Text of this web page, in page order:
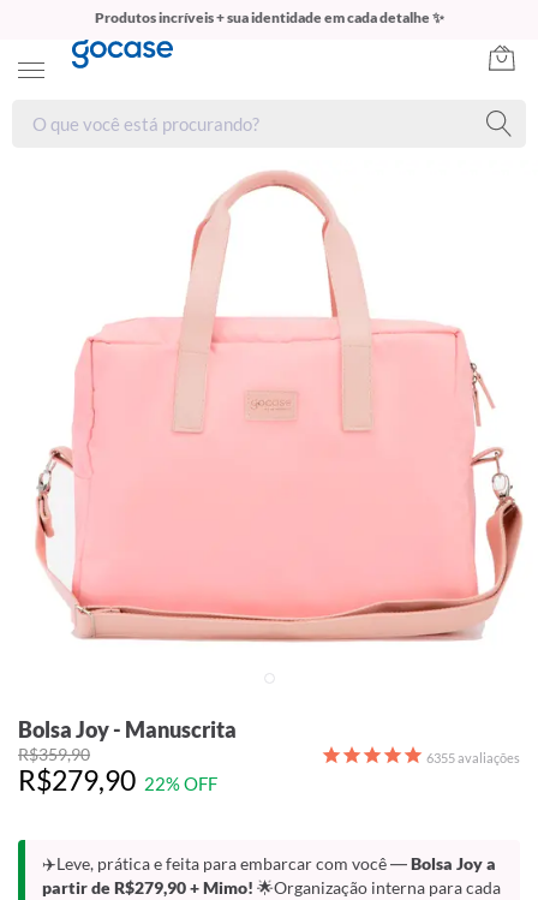
Produtos incríveis + sua identidade em cada detalhe ✨
Bolsa Joy - Manuscrita
R$359,90
R$279,90 22% OFF
6355avaliações
✈️Leve, prática e feita para embarcar com você —Bolsa Joy a
partir de R$279,90 + Mimo! 🌟Organização interna para cada